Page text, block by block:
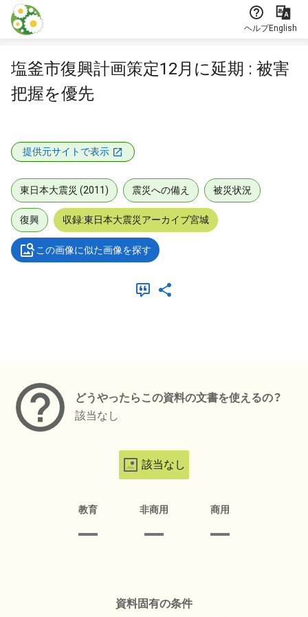
本文に飛ぶ
ヘルプEnglish
塩釜市復興計画策定12月に延期 : 被害
把握を優先
提供元サイトで表示
東日本大震災 (2011) 震災への備え 被災状況
復興 収録:東日本大震災アーカイブ宮城
この画像に似た画像を探す
どうやったらこの資料の文書を使えるの？
該当なし
該当なし
教育 非商用 商用
資料固有の条件